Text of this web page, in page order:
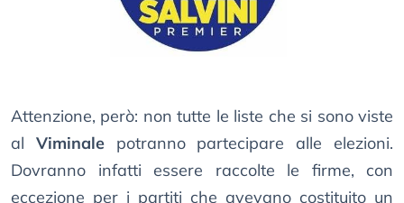
Attenzione, però: non tutte le liste che si sono viste
al Viminalepotranno partecipare alle elezioni.
Dovranno infatti essere raccolte le firme, con
eccezione per i partiti che avevano costituito un